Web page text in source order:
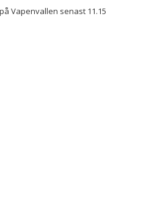
Vapenvallen senast 11.15